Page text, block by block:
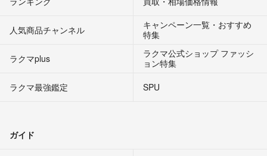
人気商品チャンネル
キャンペーン一覧・おすすめ
特集
ラクマplus
ラクマ公式ショップ ファッシ
ョン特集
ラクマ最強鑑定
SPU
ガイド